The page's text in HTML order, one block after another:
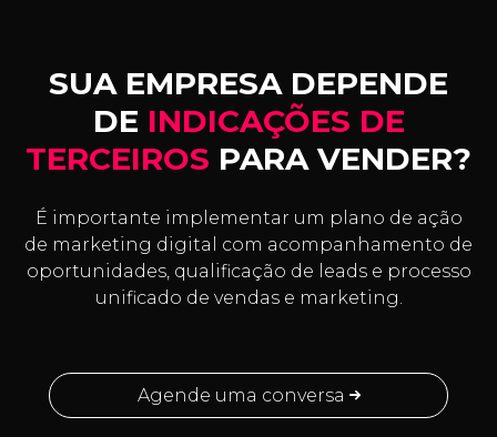
SUA EMPRESA DEPENDE
DE INDICAÇÕES DE
TERCEIROS PARA VENDER?
É importante implementar um plano de ação
de marketing digital com acompanhamento de
oportunidades, qualificação de leads e processo
unificado de vendas e marketing.
Agende uma conversa